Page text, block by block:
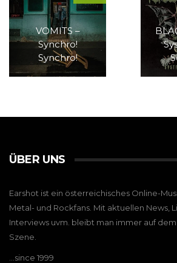
VOMITS –
Synchro!
Synchro!
ÜBER UNS
Earshot ist ein österreichisches Online-
Metal- und Rockfans. Mit aktuellen News,
Interviews uvm. bleibt man immer auf
Szene.
…since 1999